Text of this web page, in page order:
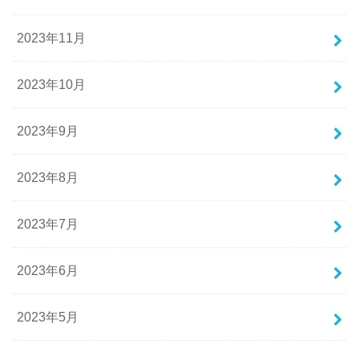
2023年11月
2023年10月
2023年9月
2023年8月
2023年7月
2023年6月
2023年5月